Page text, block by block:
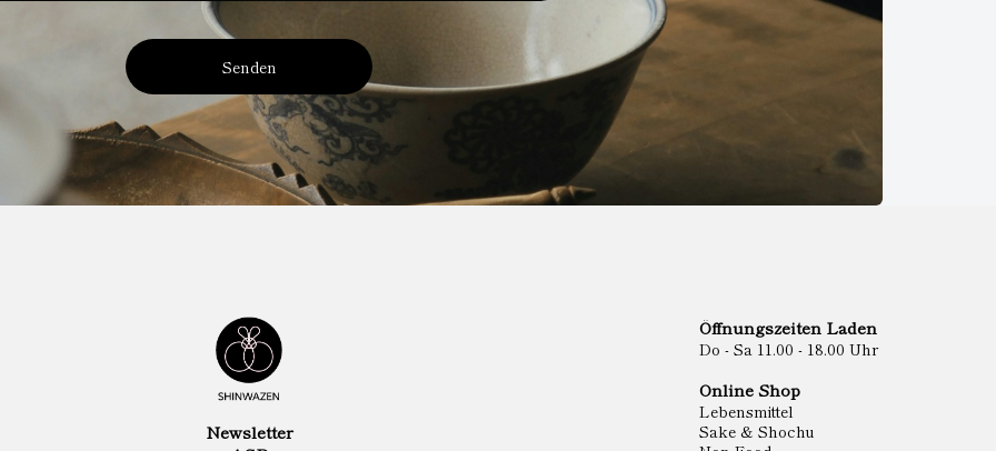
Senden
Newsletter
Öffnungszeiten Laden
Do - Sa 11.00 - 18.00 Uhr
Online Shop
Lebensmittel
Sake & Shochu